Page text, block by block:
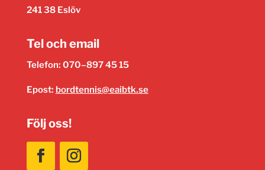
241 38 Eslöv
Tel och email
Telefon: 070–897 45 15
Epost: bordtennis@eaibtk.se
Följ oss!